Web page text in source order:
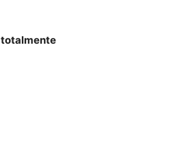
totalmente